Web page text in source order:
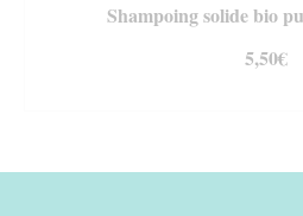
Shampoing solide bio
5,50€